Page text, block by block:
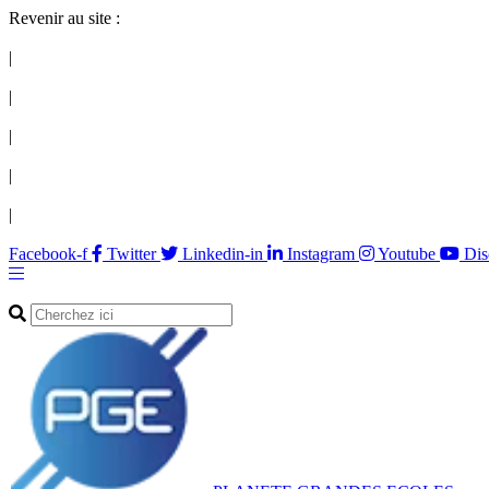
Revenir au site :
|
|
|
|
|
Facebook-f Twitter Linkedin-in Instagram Youtube